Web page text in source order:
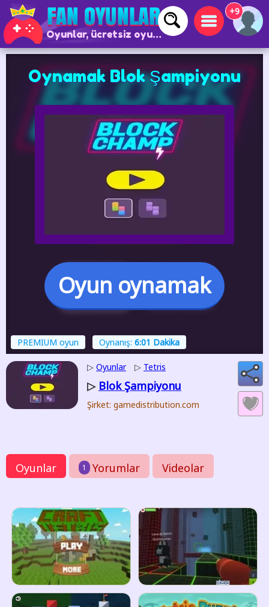
Oyunlar, ücretsiz oyunlar ve çevrimiçi oyunlar
+9
Oynamak Blok Şampiyonu
Oyun oynamak
PREMIUM oyun Oynanış: 6:01 Dakika
▷ Oyunlar ▷ Tetris
▷ Blok Şampiyonu
Şirket: gamedistribution.com
Oyunlar 1 Yorumlar Videolar